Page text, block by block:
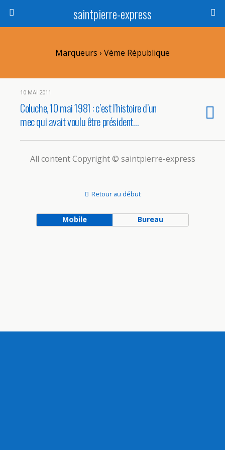
saintpierre-express
Marqueurs › Vème République
10 MAI 2011
Coluche, 10 mai 1981 : c’est l’histoire d’un
mec qui avait voulu être président…
All content Copyright © saintpierre-express
Retour au début
Mobile Bureau